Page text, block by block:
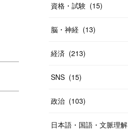
資格・試験 (15)
脳・神経 (13)
経済 (213)
SNS (15)
政治 (103)
日本語・国語・文脈理解